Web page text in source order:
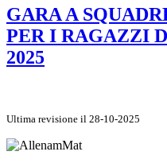
GARA A
PER I RAGAZZI
2025
Ultima revisione il 28-10-2025